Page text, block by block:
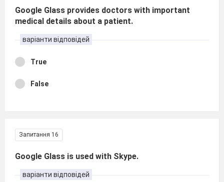
Google Glass provides doctors with important
medical details about a patient.
варіанти відповідей
True
False
Запитання 16
Google Glass is used with Skype.
варіанти відповідей